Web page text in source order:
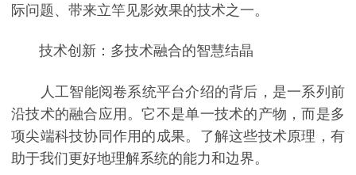
际问题、带来立竿见影效果的技术之一。
技术创新：多技术融合的智慧结晶
人工智能阅卷系统平台介绍的背后，是一系列前
沿技术的融合应用。它不是单一技术的产物，而是多
项尖端科技协同作用的成果。了解这些技术原理，有
助于我们更好地理解系统的能力和边界。